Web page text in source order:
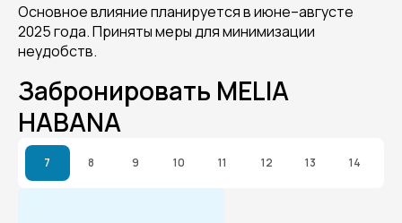
Основное влияние планируется в июне–августе
2025 года. Приняты меры для минимизации
неудобств.
Забронировать MELIA
HABANA
7 8 9 10 11 12 13 14